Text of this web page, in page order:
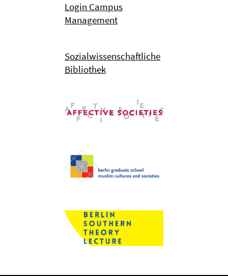
Login Campus
Management
Sozialwissenschaftliche
Bibliothek